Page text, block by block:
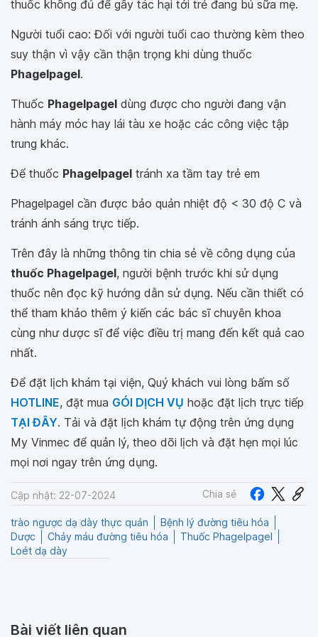
thuốc không đủ để gây tác hại tới trẻ đang bú sữa mẹ.
Người tuổi cao: Đối với người tuổi cao thường kèm theo
suy thận vì vậy cần thận trọng khi dùng thuốc
Phagelpagel.
Thuốc Phagelpagel dùng được cho người đang vận
hành máy móc hay lái tàu xe hoặc các công việc tập
trung khác.
Để thuốc Phagelpagel tránh xa tầm tay trẻ em
Phagelpagel cần được bảo quản nhiệt độ < 30 độ C và
tránh ánh sáng trực tiếp.
Trên đây là những thông tin chia sẻ về công dụng của
thuốc Phagelpagel, người bệnh trước khi sử dụng
thuốc nên đọc kỹ hướng dẫn sử dụng. Nếu cần thiết có
thể tham khảo thêm ý kiến các bác sĩ chuyên khoa
cùng như dược sĩ để việc điều trị mang đến kết quả cao
nhất.
Để đặt lịch khám tại viện, Quý khách vui lòng bấm số
HOTLINE, đặt mua GÓI DỊCH VỤ hoặc đặt lịch trực tiếp
TẠI ĐÂY. Tải và đặt lịch khám tự động trên ứng dụng
My Vinmec để quản lý, theo dõi lịch và đặt hẹn mọi lúc
mọi nơi ngay trên ứng dụng.
Cập nhật: 22-07-2024 Chia sẻ
trào ngược dạ dày thực quản
Bệnh lý đường tiêu hóa
Dược
Chảy máu đường tiêu hóa
Thuốc Phagelpagel
Loét dạ dày
Bài viết liên quan